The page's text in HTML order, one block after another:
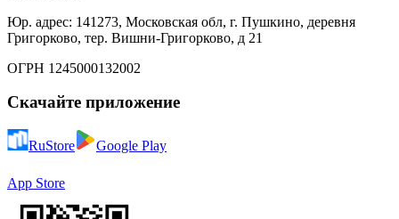
Юр. адрес: 141273, Московская обл, г. Пушкино, деревня
Григорково, тер. Вишни-Григорково, д 21
ОГРН 1245000132002
Скачайте приложение
RuStore Google Play
App Store